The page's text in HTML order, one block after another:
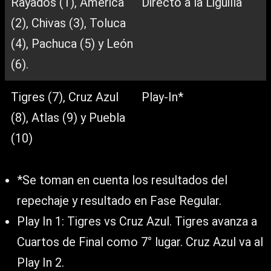
(2), Chivas (3), Toluca
(4), Pachuca (5) y León
(6).
Tigres (7), Cruz Azul
(8), Atlas (9) y Puebla
(10)
Play-In*
*Se toman en cuenta los resultados del
repechaje y resultado en Fase Regular.
Play In 1: Tigres vs Cruz Azul. Tigres avanza a
Cuartos de Final como 7° lugar. Cruz Azul va al
Play In 2.